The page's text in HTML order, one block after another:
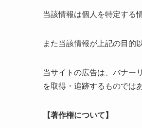
当該情報は個人を特定する
また当該情報が上記の目的
当サイトの広告は、バナー
を取得・追跡するものでは
【著作権について】